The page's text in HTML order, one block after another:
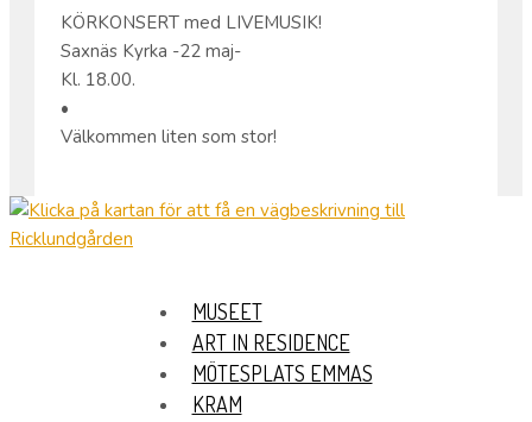
KÖRKONSERT med LIVEMUSIK!
Saxnäs Kyrka -22 maj-
Kl. 18.00.
•
Välkommen liten som stor!
MUSEET
ART IN RESIDENCE
MÖTESPLATS EMMAS
KRAM